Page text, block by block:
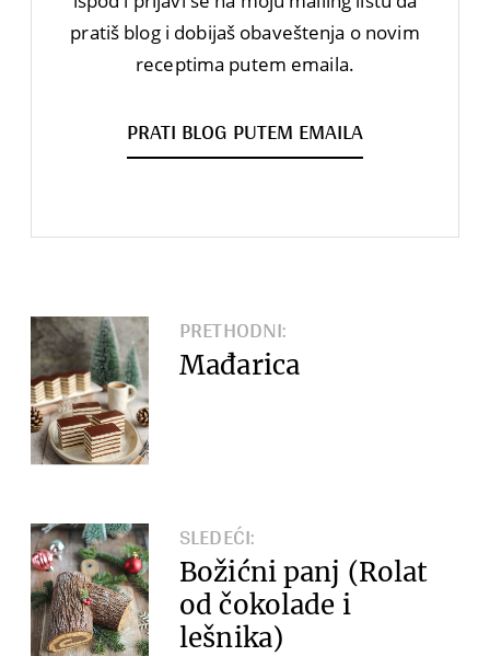
pratiš blog i dobijaš obaveštenja o novim
receptima putem emaila.
PRATI BLOG PUTEM EMAILA
PRETHODNI:
Mađarica
SLEDEĆI:
Božićni panj (Rolat
od čokolade i
lešnika)